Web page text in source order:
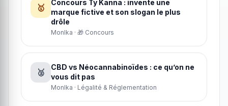
🥇
Concours Ty Kanna : invente une
marque fictive et son slogan le plus
drôle
MonIka · 🎁 Concours
🥈
CBD vs Néocannabinoïdes : ce qu’on ne
vous dit pas
MonIka · Légalité & Réglementation